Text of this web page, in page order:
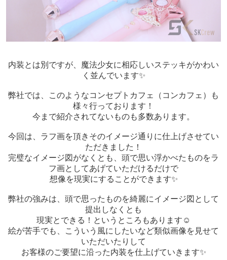
内装とは別ですが、魔法少女に相応しいステッキがかわい
く並んでいます✨
弊社では、このようなコンセプトカフェ（コンカフェ）も
様々行っております！
今まで紹介されてないものも多数あります。
今回は、ラフ画を頂きそのイメージ通りに仕上げさせてい
ただきました！
完璧なイメージ図がなくとも、頭で思い浮かべたものをラ
フ画としてあげていただけるだけで
想像を現実にすることができます✨
弊社の強みは、頭で思ったものを綺麗にイメージ図として
提出しなくとも
現実とできる！というところもあります☺
絵が苦手でも、こういう風にしたいなど類似画像を見せて
いただいたりして
お客様のご要望に沿った内装を仕上げていきます✨